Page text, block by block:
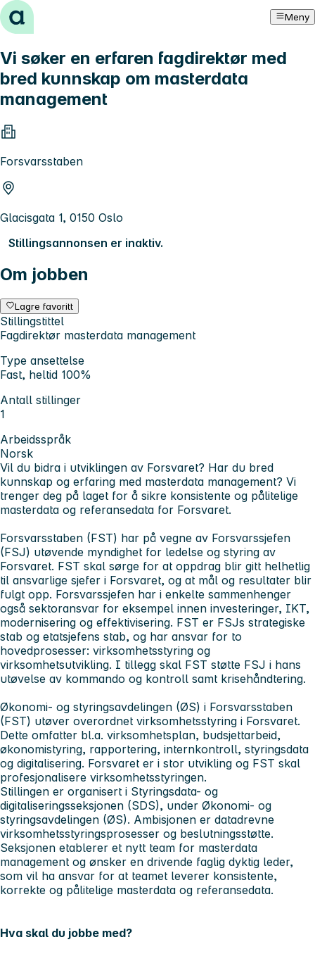
Hopp til innhold Meny
Vi søker en erfaren fagdirektør med
bred kunnskap om masterdata
management
Forsvarsstaben
Glacisgata 1, 0150 Oslo
Stillingsannonsen er inaktiv.
Om jobben
Lagre favoritt
Stillingstittel
Fagdirektør masterdata management
Type ansettelse
Fast, heltid 100%
Antall stillinger
1
Arbeidsspråk
Norsk
Vil du bidra i utviklingen av Forsvaret? Har du bred
kunnskap og erfaring med masterdata management? Vi
trenger deg på laget for å sikre konsistente og pålitelige
masterdata og referansedata for Forsvaret.
Forsvarsstaben (FST) har på vegne av Forsvarssjefen
(FSJ) utøvende myndighet for ledelse og styring av
Forsvaret. FST skal sørge for at oppdrag blir gitt helhetlig
til ansvarlige sjefer i Forsvaret, og at mål og resultater blir
fulgt opp. Forsvarssjefen har i enkelte sammenhenger
også sektoransvar for eksempel innen investeringer, IKT,
modernisering og effektivisering. FST er FSJs strategiske
stab og etatsjefens stab, og har ansvar for to
hovedprosesser: virksomhetsstyring og
virksomhetsutvikling. I tillegg skal FST støtte FSJ i hans
utøvelse av kommando og kontroll samt krisehåndtering.
Økonomi- og styringsavdelingen (ØS) i Forsvarsstaben
(FST) utøver overordnet virksomhetsstyring i Forsvaret.
Dette omfatter bl.a. virksomhetsplan, budsjettarbeid,
økonomistyring, rapportering, internkontroll, styringsdata
og digitalisering. Forsvaret er i stor utvikling og FST skal
profesjonalisere virksomhetsstyringen.
Stillingen er organisert i Styringsdata- og
digitaliseringsseksjonen (SDS), under Økonomi- og
styringsavdelingen (ØS). Ambisjonen er datadrevne
virksomhetsstyringsprosesser og beslutningsstøtte.
Seksjonen etablerer et nytt team for masterdata
management og ønsker en drivende faglig dyktig leder,
som vil ha ansvar for at teamet leverer konsistente,
korrekte og pålitelige masterdata og referansedata.
Hva skal du jobbe med?